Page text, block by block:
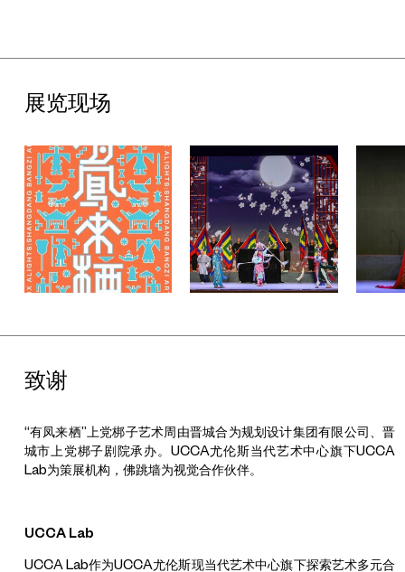
更新的重要动力。此次“有凤来栖”上党梆子艺术周不仅呈现了一场
式。
展览现场
致谢
“有凤来栖”上党梆子艺术周由晋城合为规划设计集团有限公司、晋
城市上党梆子剧院承办。UCCA尤伦斯当代艺术中心旗下UCCA
Lab为策展机构，佛跳墙为视觉合作伙伴。
UCCA Lab
UCCA Lab作为UCCA尤伦斯现当代艺术中心旗下探索艺术多元合